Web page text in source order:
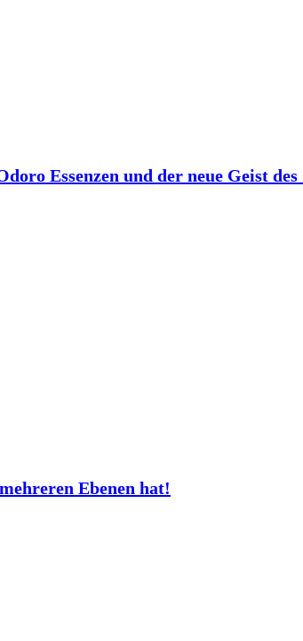
Essenzen und der neue Geist des
Ebenen hat!